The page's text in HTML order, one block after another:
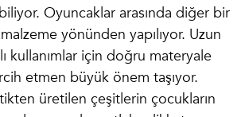
Oyuncaklar arasında diğer bir
malzeme yönünden yapılıyor. Uzun
kullanımlar için doğru materyale
etmen büyük önem taşıyor.
üretilen çeşitlerin çocukların